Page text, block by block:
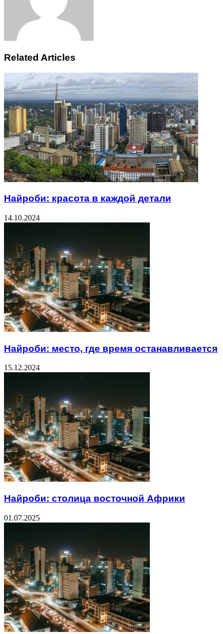
Related Articles
Найроби: красота в каждой детали
14.10.2024
Найроби: место, где время останавливается
15.12.2024
Найроби: столица восточной Африки
01.07.2025